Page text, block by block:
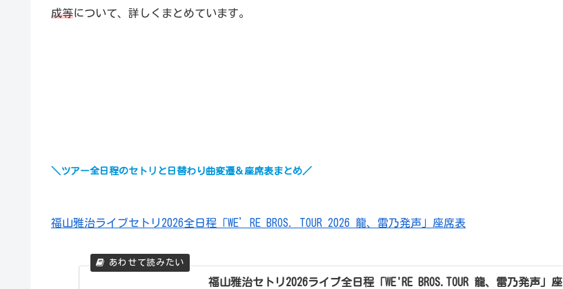
成等について、詳しくまとめています。
＼ツアー全日程のセトリと日替わり曲変遷＆座席表まとめ／
福山雅治ライブセトリ2026全日程「WE’RE BROS. TOUR 2026 龍、雷乃発声」座席表
福山雅治セトリ2026ライブ全日程「WE'RE BROS.TOUR 龍、雷乃発声」座